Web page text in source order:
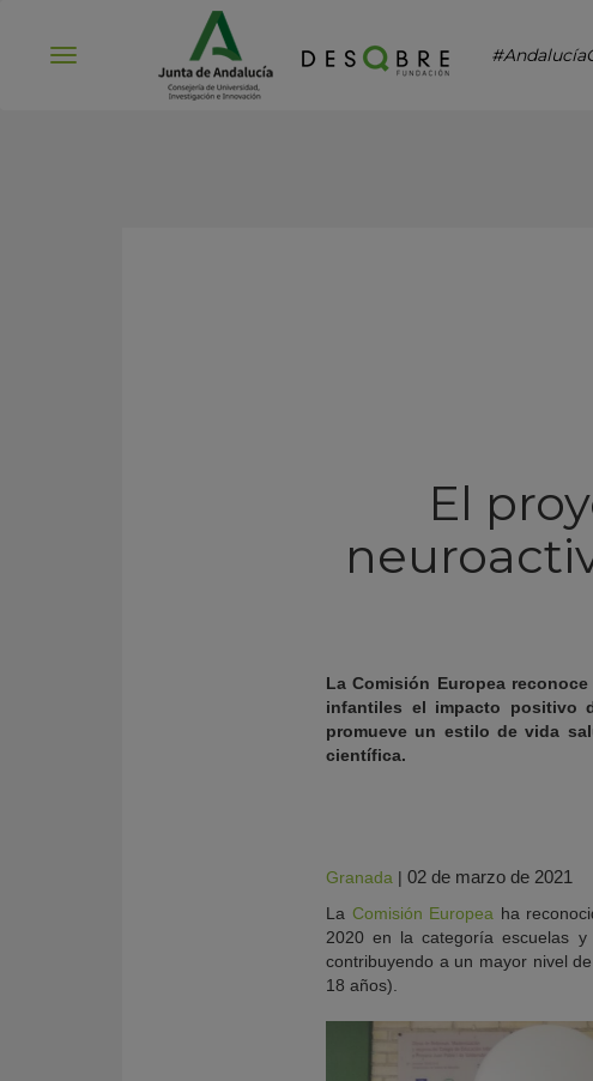
El
La Comisión Europea
infantiles el impacto positivo
promueve un estilo de vida
científica.
Granada | 02 de marzo de 2021
La Comisión Europea ha
2020 en la categoría escuelas
contribuyendo a un mayor nivel
18 años).